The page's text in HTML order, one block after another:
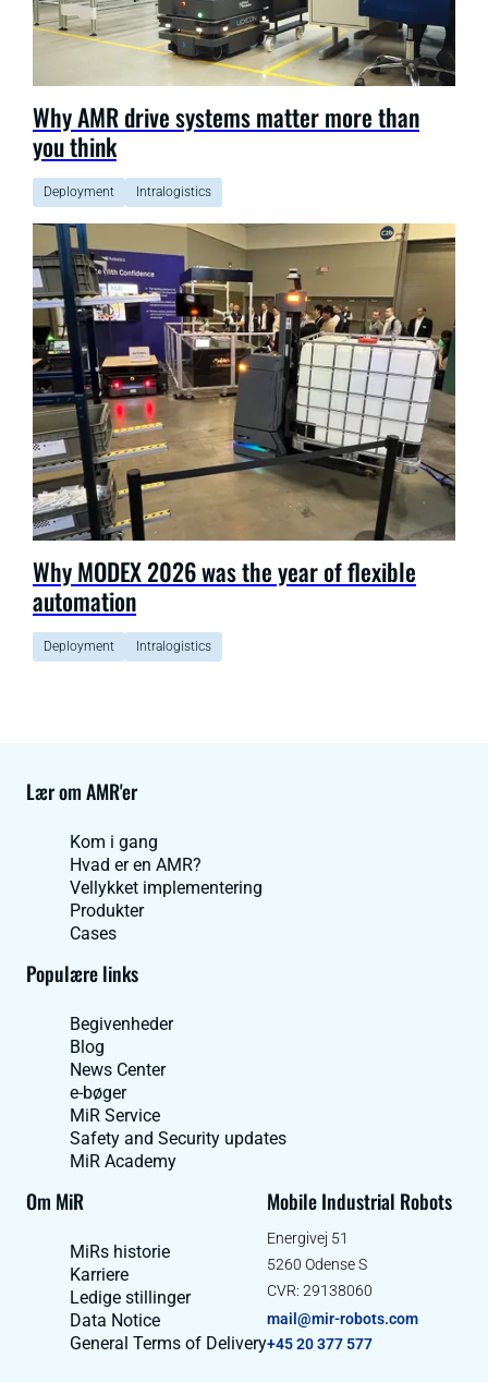
Why AMR drive systems matter more than
you think
Deployment Intralogistics
Why MODEX 2026 was the year of flexible
automation
Deployment Intralogistics
Lær om AMR'er
Kom i gang
Hvad er en AMR?
Vellykket implementering
Produkter
Cases
Populære links
Begivenheder
Blog
News Center
e-bøger
MiR Service
Safety and Security updates
MiR Academy
Om MiR
MiRs historie
Karriere
Ledige stillinger
Data Notice
General Terms of Delivery
Mobile Industrial Robots
Energivej 51
5260 Odense S
CVR: 29138060
mail@mir-robots.com
+45 20 377 577